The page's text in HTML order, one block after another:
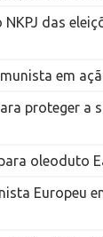
das
em
proteger a
oleoduto
Europeu